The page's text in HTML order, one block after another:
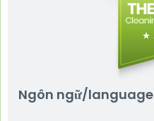
Ngôn ngữ/language